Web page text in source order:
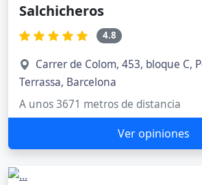
Salchicheros
4.8
Carrer de Colom, 453, bloque C,
Terrassa, Barcelona
A unos 3671 metros de distancia
Ver opiniones